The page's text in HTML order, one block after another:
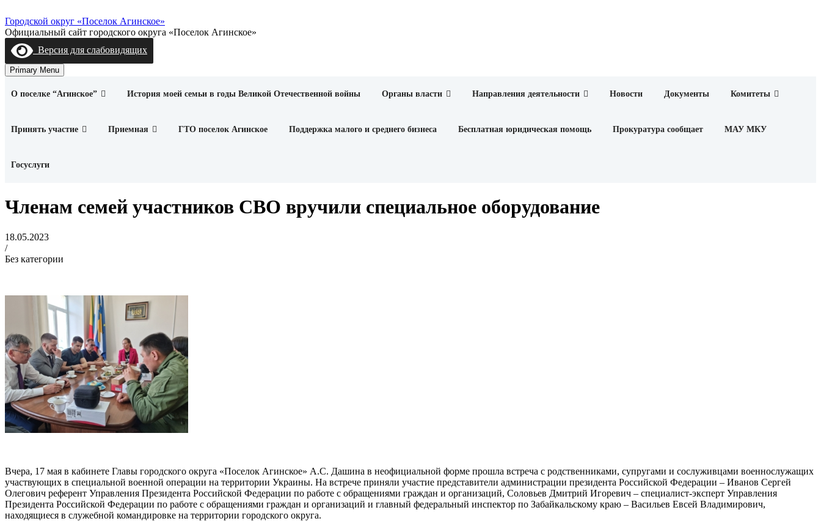
to
content
Городской округ «Поселок Агинское»
Официальный сайт городского округа «Поселок Агинское»
Версия для слабовидящих
Primary Menu
О поселке “Агинское” История моей семьи в годы Великой Отечественной войны Органы власти Направления деятельности Новости Документы Комитеты
Принять участие Приемная ГТО поселок Агинское Поддержка малого и среднего бизнеса Бесплатная юридическая помощь Прокуратура сообщает МАУ МКУ
Госуслуги
Членам семей участников СВО вручили специальное оборудование
18.05.2023
/
Без категории
Вчера, 17 мая в кабинете Главы городского округа «Поселок Агинское» А.С. Дашина в неофициальной форме прошла встреча с родственниками, супругами и сослуживцами военнослужащих
участвующих в специальной военной операции на территории Украины. На встрече приняли участие представители администрации президента Российской Федерации – Иванов Сергей
Олегович референт Управления Президента Российской Федерации по работе с обращениями граждан и организаций, Соловьев Дмитрий Игоревич – специалист-эксперт Управления
Президента Российской Федерации по работе с обращениями граждан и организаций и главный федеральный инспектор по Забайкальскому краю – Васильев Евсей Владимирович,
находящиеся в служебной командировке на территории городского округа.